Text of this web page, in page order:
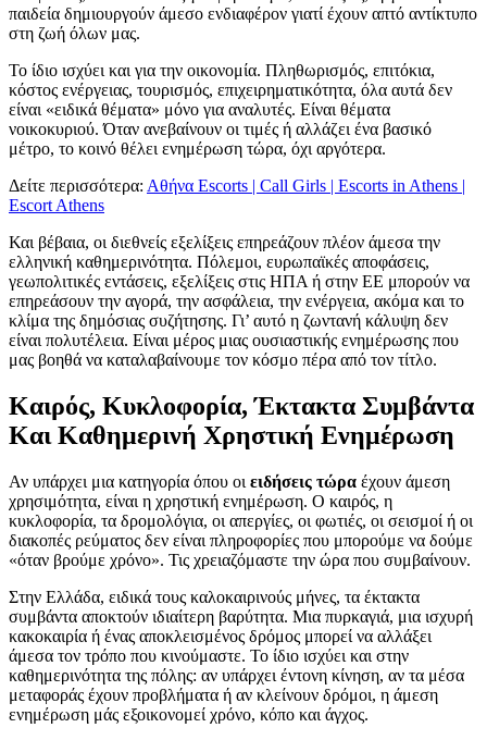
παιδεία δημιουργούν άμεσο ενδιαφέρον γιατί έχουν απτό αντίκτυπο
στη ζωή όλων μας.
Το ίδιο ισχύει και για την οικονομία. Πληθωρισμός, επιτόκια,
κόστος ενέργειας, τουρισμός, επιχειρηματικότητα, όλα αυτά δεν
είναι «ειδικά θέματα» μόνο για αναλυτές. Είναι θέματα
νοικοκυριού. Όταν ανεβαίνουν οι τιμές ή αλλάζει ένα βασικό
μέτρο, το κοινό θέλει ενημέρωση τώρα, όχι αργότερα.
Δείτε περισσότερα: Αθήνα Εscorts | Call Girls | Escorts in Athens |
Escort Athens
Και βέβαια, οι διεθνείς εξελίξεις επηρεάζουν πλέον άμεσα την
ελληνική καθημερινότητα. Πόλεμοι, ευρωπαϊκές αποφάσεις,
γεωπολιτικές εντάσεις, εξελίξεις στις ΗΠΑ ή στην ΕΕ μπορούν να
επηρεάσουν την αγορά, την ασφάλεια, την ενέργεια, ακόμα και το
κλίμα της δημόσιας συζήτησης. Γι’ αυτό η ζωντανή κάλυψη δεν
είναι πολυτέλεια. Είναι μέρος μιας ουσιαστικής ενημέρωσης που
μας βοηθά να καταλαβαίνουμε τον κόσμο πέρα από τον τίτλο.
Καιρός, Κυκλοφορία, Έκτακτα Συμβάντα
Και Καθημερινή Χρηστική Ενημέρωση
Αν υπάρχει μια κατηγορία όπου οι ειδήσεις τώρα έχουν άμεση
χρησιμότητα, είναι η χρηστική ενημέρωση. Ο καιρός, η
κυκλοφορία, τα δρομολόγια, οι απεργίες, οι φωτιές, οι σεισμοί ή οι
διακοπές ρεύματος δεν είναι πληροφορίες που μπορούμε να δούμε
«όταν βρούμε χρόνο». Τις χρειαζόμαστε την ώρα που συμβαίνουν.
Στην Ελλάδα, ειδικά τους καλοκαιρινούς μήνες, τα έκτακτα
συμβάντα αποκτούν ιδιαίτερη βαρύτητα. Μια πυρκαγιά, μια ισχυρή
κακοκαιρία ή ένας αποκλεισμένος δρόμος μπορεί να αλλάξει
άμεσα τον τρόπο που κινούμαστε. Το ίδιο ισχύει και στην
καθημερινότητα της πόλης: αν υπάρχει έντονη κίνηση, αν τα μέσα
μεταφοράς έχουν προβλήματα ή αν κλείνουν δρόμοι, η άμεση
ενημέρωση μάς εξοικονομεί χρόνο, κόπο και άγχος.